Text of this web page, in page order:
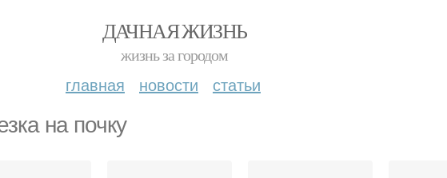
ДАЧНАЯ ЖИЗНЬ
жизнь за городом
главная новости статьи
на почку